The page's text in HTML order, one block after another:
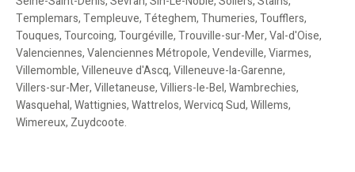
Templemars,Templeuve,Téteghem,Thumeries,Toufflers,
Touques,Tourcoing,Tourgéville,Trouville-sur-Mer,Val-d'Oise,
Valenciennes,Valenciennes Métropole,Vendeville,Viarmes,
Villemomble,Villeneuve d'Ascq,Villeneuve-la-Garenne,
Villers-sur-Mer,Villetaneuse,Villiers-le-Bel,Wambrechies,
Wasquehal,Wattignies,Wattrelos,Wervicq Sud,Willems,
Wimereux, Zuydcoote.